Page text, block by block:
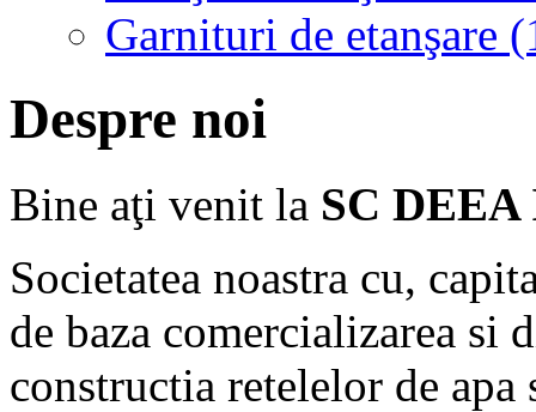
Garnituri de etanşare
Despre noi
Bine aţi venit la SC
Societatea noastra cu,
de baza comercializarea si
constructia retelelor de apa